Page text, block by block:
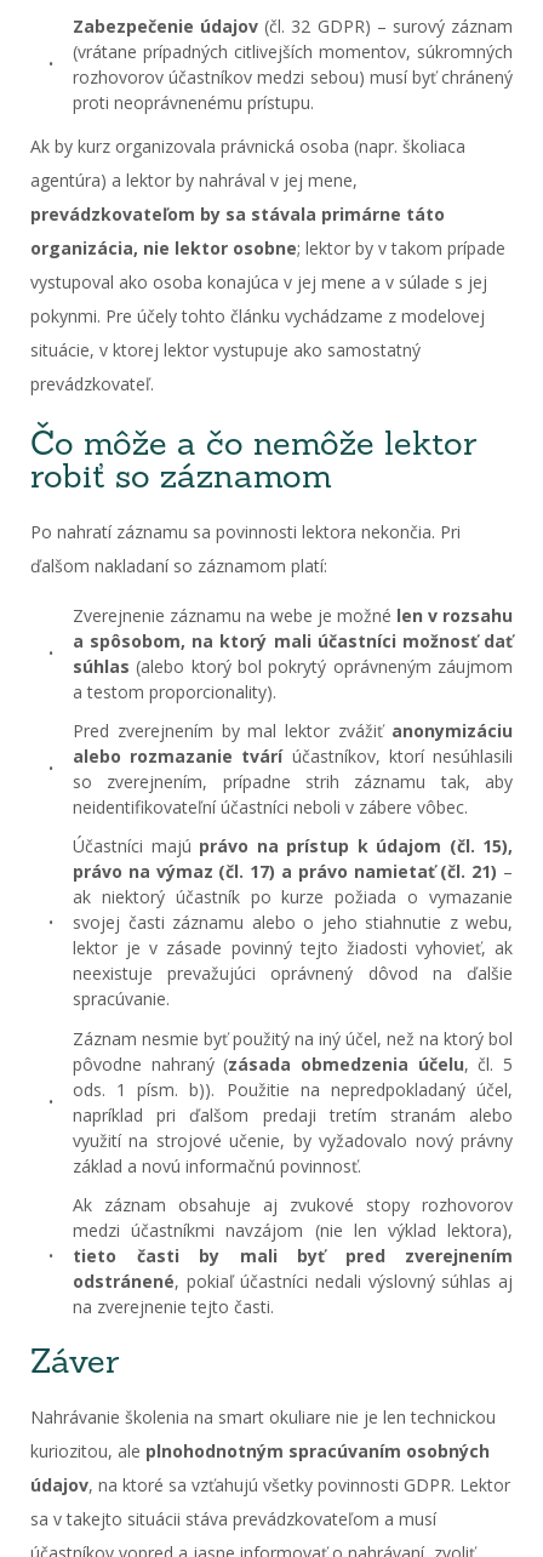
Zabezpečenie údajov (čl. 32 GDPR) – surový záznam
(vrátane prípadných citlivejších momentov, súkromných
rozhovorov účastníkov medzi sebou) musí byť chránený
proti neoprávnenému prístupu.
Ak by kurz organizovala právnická osoba (napr. školiaca
agentúra) a lektor by nahrával v jej mene,
prevádzkovateľom by sa stávala primárne táto
organizácia, nie lektor osobne; lektor by v takom prípade
vystupoval ako osoba konajúca v jej mene a v súlade s jej
pokynmi. Pre účely tohto článku vychádzame z modelovej
situácie, v ktorej lektor vystupuje ako samostatný
prevádzkovateľ.
Čo môže a čo nemôže lektor
robiť so záznamom
Po nahratí záznamu sa povinnosti lektora nekončia. Pri
ďalšom nakladaní so záznamom platí:
Zverejnenie záznamu na webe je možné len v rozsahu
a spôsobom, na ktorý mali účastníci možnosť dať
súhlas (alebo ktorý bol pokrytý oprávneným záujmom
a testom proporcionality).
Pred zverejnením by mal lektor zvážiť anonymizáciu
alebo rozmazanie tváríúčastníkov, ktorí nesúhlasili
so zverejnením, prípadne strih záznamu tak, aby
neidentifikovateľní účastníci neboli v zábere vôbec.
Účastníci majú právo na prístup k údajom (čl. 15),
právo na výmaz (čl. 17) a právo namietať (čl. 21) –
ak niektorý účastník po kurze požiada o vymazanie
svojej časti záznamu alebo o jeho stiahnutie z webu,
lektor je v zásade povinný tejto žiadosti vyhovieť, ak
neexistuje prevažujúci oprávnený dôvod na ďalšie
spracúvanie.
Záznam nesmie byť použitý na iný účel, než na ktorý bol
pôvodne nahraný (zásada obmedzenia účelu, čl. 5
ods. 1 písm. b)). Použitie na nepredpokladaný účel,
napríklad pri ďalšom predaji tretím stranám alebo
využití na strojové učenie, by vyžadovalo nový právny
základ a novú informačnú povinnosť.
Ak záznam obsahuje aj zvukové stopy rozhovorov
medzi účastníkmi navzájom (nie len výklad lektora),
tieto časti by mali byť pred zverejnením
odstránené, pokiaľ účastníci nedali výslovný súhlas aj
na zverejnenie tejto časti.
Záver
Nahrávanie školenia na smart okuliare nie je len technickou
kuriozitou, ale plnohodnotným spracúvaním osobných
údajov, na ktoré sa vzťahujú všetky povinnosti GDPR. Lektor
sa v takejto situácii stáva prevádzkovateľom a musí